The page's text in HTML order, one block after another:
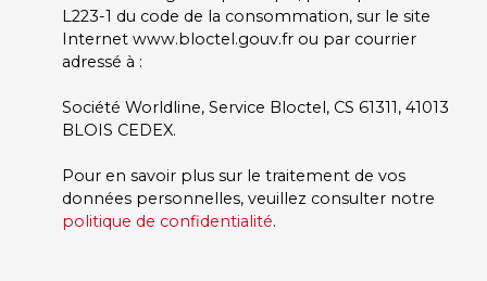
L223-1 du code de la consommation, sur le site
Internet www.bloctel.gouv.fr ou par courrier
adressé à :
Société Worldline, Service Bloctel, CS 61311, 41013
BLOIS CEDEX.
Pour en savoir plus sur le traitement de vos
données personnelles, veuillez consulter notre
politique de confidentialité.